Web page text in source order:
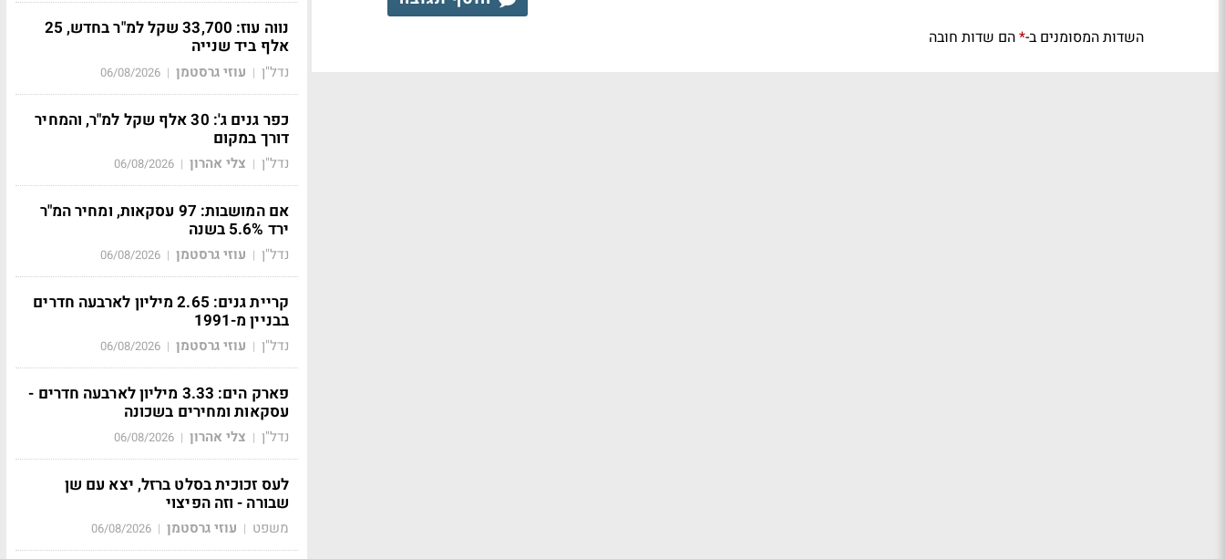
השדות המסומנים ב-*הם שדות חובה
נווה עוז: 33,700 שקל למ"ר בחדש, 25
אלף ביד שנייה
נדל"ן | עוזי גרסטמן |
06/08/2026
כפר גנים ג': 30 אלף שקל למ"ר, והמחיר
דורך במקום
נדל"ן | צלי אהרון |
06/08/2026
אם המושבות: 97 עסקאות, ומחיר המ"ר
ירד 5.6% בשנה
נדל"ן | עוזי גרסטמן |
06/08/2026
קריית גנים: 2.65 מיליון לארבעה חדרים
בבניין מ-1991
נדל"ן | עוזי גרסטמן |
06/08/2026
פארק הים: 3.33 מיליון לארבעה חדרים -
עסקאות ומחירים בשכונה
נדל"ן | צלי אהרון |
06/08/2026
לעס זכוכית בסלט ברזל, יצא עם שן
שבורה - וזה הפיצוי
משפט | עוזי גרסטמן |
06/08/2026